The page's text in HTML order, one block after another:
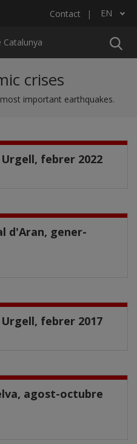
Contact EN
List additional actions
crises
important earthquakes.
febrer 2022
d'Aran, gener-
febrer 2017
agost-octubre